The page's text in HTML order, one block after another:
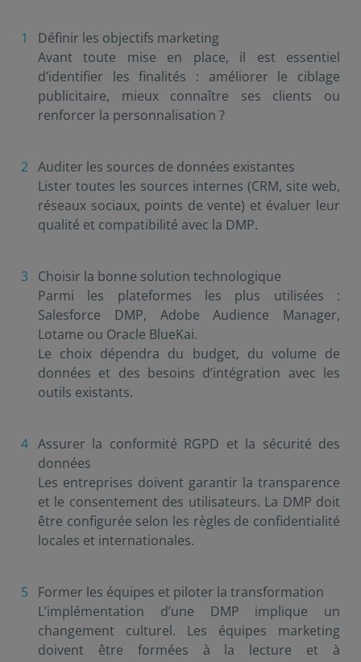
Définir les objectifs marketing
Avant toute mise en place, il est essentiel
d’identifier les finalités : améliorer le ciblage
publicitaire, mieux connaître ses clients ou
renforcer la personnalisation ?
Auditer les sources de données existantes
Lister toutes les sources internes (CRM, site web,
réseaux sociaux, points de vente) et évaluer leur
qualité et compatibilité avec la DMP.
Choisir la bonne solution technologique
Parmi les plateformes les plus utilisées :
Salesforce DMP, Adobe Audience Manager,
Lotame ou Oracle BlueKai.
Le choix dépendra du budget, du volume de
données et des besoins d’intégration avec les
outils existants.
Assurer la conformité RGPD et la sécurité des
données
Les entreprises doivent garantir la transparence
et le consentement des utilisateurs. La DMP doit
être configurée selon les règles de confidentialité
locales et internationales.
Former les équipes et piloter la transformation
L’implémentation d’une DMP implique un
changement culturel. Les équipes marketing
doivent être formées à la lecture et à